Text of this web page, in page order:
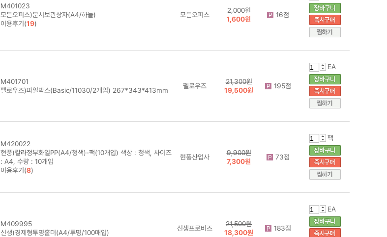
M401023
모든오피스)문서보관상자(A4/하늘)
이용후기(19)
모든오피스
2,000원
1,600원
16점
M401701
펠로우즈)파일박스(Basic/11030/2개입) 267*343*413mm
펠로우즈
21,300원
19,500원
195점
EA
M420022
현풍)칼라정부화일PP(A4/청색)-팩(10개입) 색상 : 청색, 사이즈
: A4, 수량 : 10개입
이용후기(8)
현풍산업사
9,900원
7,300원
73점
팩
M409995
신생)경제형투명홀더(A4/투명/100매입)
신생프로비즈
21,500원
18,300원
183점
EA